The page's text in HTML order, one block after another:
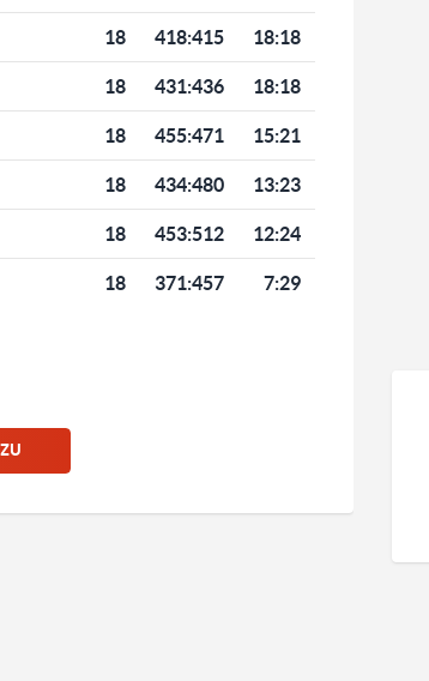
18 418:415 18:18
18 431:436 18:18
18 455:471 15:21
18 434:480 13:23
18 453:512 12:24
18 371:457 7:29